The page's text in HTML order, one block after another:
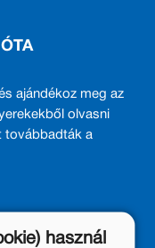
ajándékoz meg az
olvasni
továbbadták a
használ